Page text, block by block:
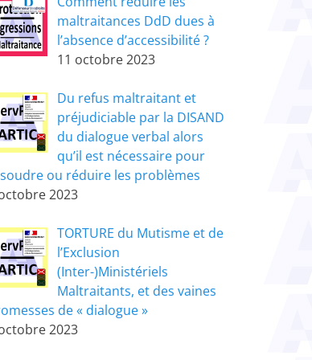
maltraitances DdD dues à
l’absence d’accessibilité ?
11 octobre 2023
Du refus maltraitant et
préjudiciable par la DISAND
du dialogue verbal alors
qu’il est nécessaire pour
ou réduire les problèmes
2023
TORTURE du Mutisme et de
l’Exclusion
(Inter-)Ministériels
Maltraitants, et des vaines
de « dialogue »
2023